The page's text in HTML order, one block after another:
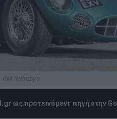
RM Sotheby’s
ως προτεινόμενη πηγή στην